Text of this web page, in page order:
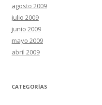
agosto 2009
julio 2009
junio 2009
mayo 2009
abril 2009
CATEGORÍAS